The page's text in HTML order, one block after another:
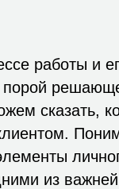
работы и
сказать,
из